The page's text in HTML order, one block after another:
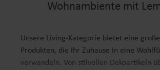
Wohnambiente mit
Unsere Living-Kategorie bietet eine
Produkten, die Ihr Zuhause in eine
verwandeln. Von stilvollen Dekoartikeln